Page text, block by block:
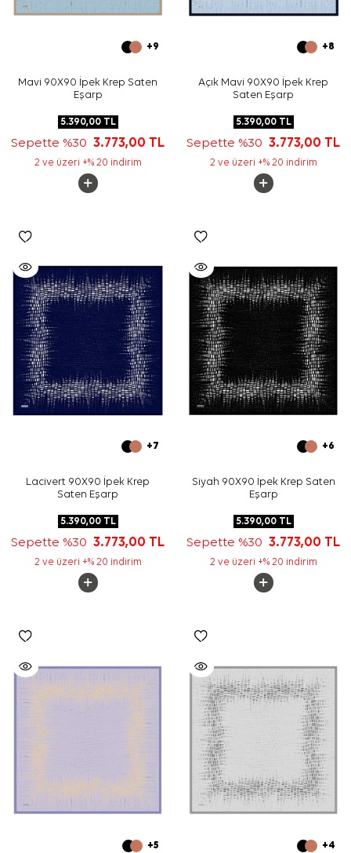
+9
Mavi 90X90 İpek Krep Saten
Eşarp
5.390,00TL
Sepette %30 3.773,00 TL
2 ve üzeri +% 20 indirim
+8
Açık Mavi 90X90 İpek Krep
Saten Eşarp
5.390,00TL
Sepette %30 3.773,00 TL
2 ve üzeri +% 20 indirim
+7
Lacivert 90X90 İpek Krep
Saten Eşarp
5.390,00TL
Sepette %30 3.773,00 TL
2 ve üzeri +% 20 indirim
+6
Siyah 90X90 İpek Krep Saten
Eşarp
5.390,00TL
Sepette %30 3.773,00 TL
2 ve üzeri +% 20 indirim
+5 +4